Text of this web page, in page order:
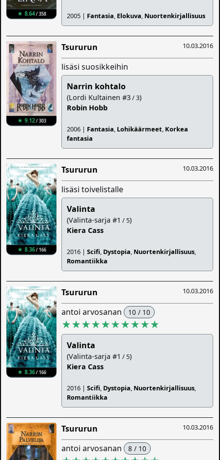
★ 8.64/ 358 2005 | Fantasia, Elokuva, Nuortenkirjallisuus
★ 9.12/ 303
10.03.2016
Tsururun
lisäsi suosikkeihin
Narrin kohtalo
(Lordi Kultainen #3/ 3)
Robin Hobb
2006 | Fantasia, Lohikäärmeet, Korkea
fantasia
★ 8.36/ 166
10.03.2016
Tsururun
lisäsi toivelistalle
Valinta
(Valinta-sarja #1 / 5)
Kiera Cass
2016 |Scifi, Dystopia, Nuortenkirjallisuus,
Romantiikka
★ 8.36/ 166
10.03.2016
Tsururun
antoi arvosanan 10 / 10
★★★★★★★★★★
Valinta
(Valinta-sarja #1 / 5)
Kiera Cass
2016 |Scifi, Dystopia, Nuortenkirjallisuus,
Romantiikka
10.03.2016
Tsururun
antoi arvosanan 8 / 10